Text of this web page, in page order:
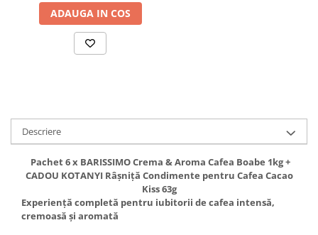
ADAUGA IN COS
Descriere
Pachet 6 x BARISSIMOCrema & Aroma Cafea Boabe 1kg +
CADOU KOTANYI Râșniță Condimente pentru Cafea Cacao
Kiss 63g
Experiență completă pentru iubitorii de cafea intensă,
cremoasă și aromată